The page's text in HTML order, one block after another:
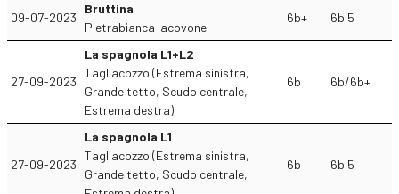
09-07-2023
Bruttina
Pietrabianca Iacovone
6b+ 6b.5
27-09-2023
La spagnola L1+L2
Tagliacozzo (Estrema sinistra,
Grande tetto, Scudo centrale,
Estrema destra)
6b 6b/6b+
27-09-2023
La spagnola L1
Tagliacozzo (Estrema sinistra,
Grande tetto, Scudo centrale,
6b 6b.5